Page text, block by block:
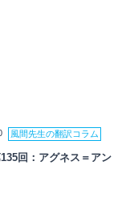
風間先生の翻訳コラム
回：アグネス＝アン